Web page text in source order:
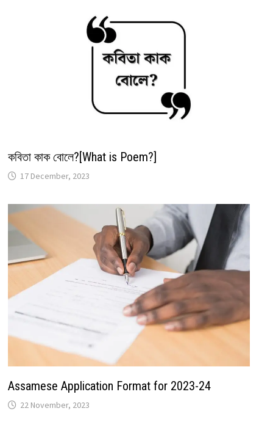
কবিতা কাক বোলে?[What is Poem?]
17 December, 2023
Assamese Application Format for 2023-24
22 November, 2023